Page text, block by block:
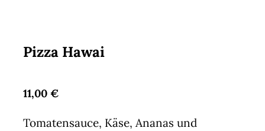
Pizza Hawai
11,00 €
Tomatensauce, Käse, Ananas und